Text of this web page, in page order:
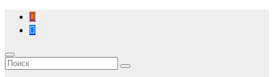
Перейти
содержимому